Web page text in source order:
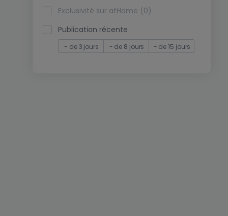
Exclusivité sur atHome (0)
Publication récente
- de 3 jours - de 8 jours - de 15 jours